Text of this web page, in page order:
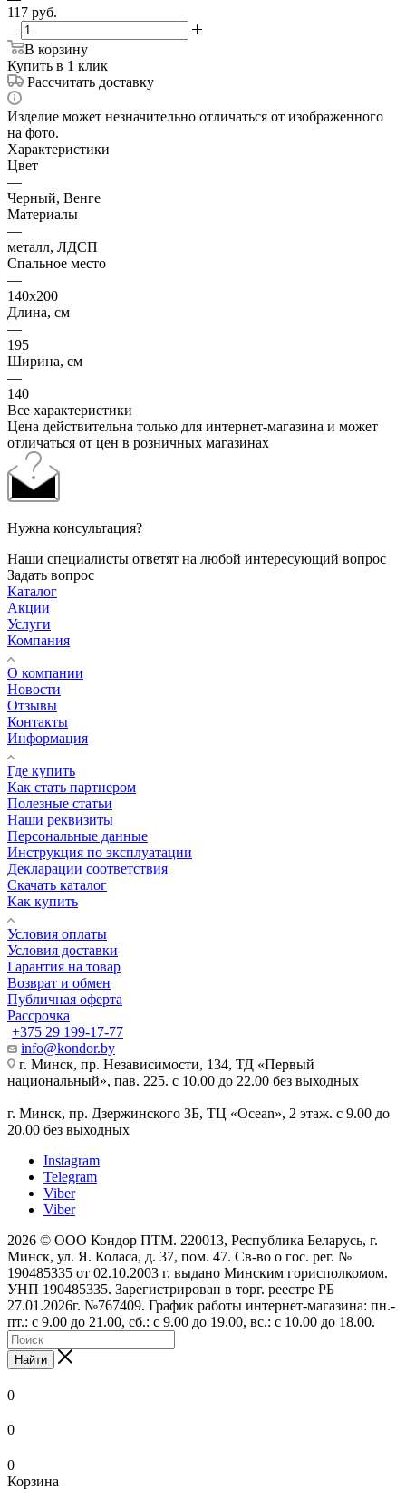
117 руб.
В корзину
Купить в 1 клик
Рассчитать доставку
Изделие может незначительно отличаться от изображенного
на фото.
Характеристики
Цвет
—
Черный, Венге
Материалы
—
металл, ЛДСП
Спальное место
—
140х200
Длина, см
—
195
Ширина, см
—
140
Все характеристики
Цена действительна только для интернет-магазина и может
отличаться от цен в розничных магазинах
Нужна консультация?
Наши специалисты ответят на любой интересующий вопрос
Задать вопрос
Каталог
Акции
Услуги
Компания
О компании
Новости
Отзывы
Контакты
Информация
Где купить
Как стать партнером
Полезные статьи
Наши реквизиты
Персональные данные
Инструкция по эксплуатации
Декларации соответствия
Скачать каталог
Как купить
Условия оплаты
Условия доставки
Гарантия на товар
Возврат и обмен
Публичная оферта
Рассрочка
+375 29 199-17-77
info@kondor.by
г. Минск, пр. Независимости, 134, ТД «Первый
национальный», пав. 225. с 10.00 до 22.00 без выходных
г. Минск, пр. Дзержинского 3Б, ТЦ «Ocean», 2 этаж. с 9.00 до
20.00 без выходных
Instagram
Telegram
Viber
Viber
2026 © ООО Кондор ПТМ. 220013, Республика Беларусь, г.
Минск, ул. Я. Коласа, д. 37, пом. 47. Св-во о гос. рег. №
190485335 от 02.10.2003 г. выдано Минским горисполкомом.
УНП 190485335. Зарегистрирован в торг. реестре РБ
27.01.2026г. №767409. График работы интернет-магазина: пн.-
пт.: с 9.00 до 21.00, сб.: с 9.00 до 19.00, вс.: с 10.00 до 18.00.
Найти
0
0
0
Корзина